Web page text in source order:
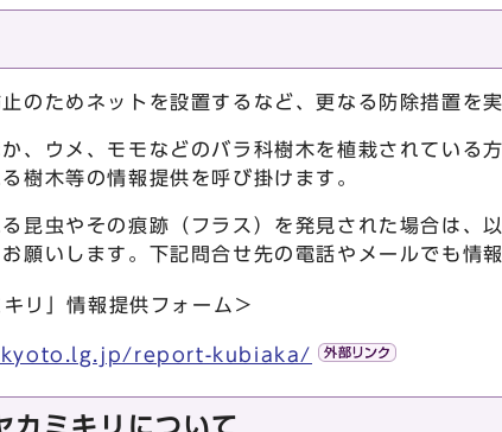
のためネットを設置するなど、更なる防除措置を実
、ウメ、モモなどのバラ科樹木を植栽されている
樹木等の情報提供を呼び掛けます。
昆虫やその痕跡（フラス）を発見された場合は、
願いします。下記問合せ先の電話やメールでも情
リ」情報提供フォーム＞
report-kubiaka/
カミキリについて